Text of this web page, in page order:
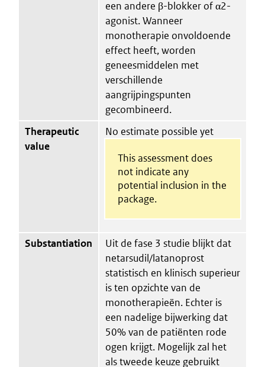
een andere β-blokker of α2-
agonist. Wanneer
monotherapie onvoldoende
effect heeft, worden
geneesmiddelen met
verschillende
aangrijpingspunten
gecombineerd.
Therapeutic
value
No estimate possible yet
This assessment does
not indicate any
potential inclusion in the
package.
Substantiation
Uit de fase 3 studie blijkt dat
netarsudil/latanoprost
statistisch en klinisch superieur
is ten opzichte van de
monotherapieën. Echter is
een nadelige bijwerking dat
50% van de patiënten rode
ogen krijgt. Mogelijk zal het
als tweede keuze gebruikt